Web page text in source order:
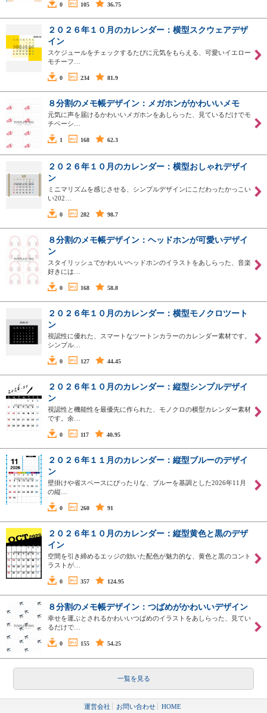
0 105 36.75
２０２６年１０月のカレンダー：横型スクウェアデザ
イン
スケジュールをチェックするたびに元気をもらえる、可愛いイエロー
モチーフ…
0 234 81.9
８分割のメモ帳デザイン：メガホンがかわいいメモ
元気に声を届けるかわいいメガホンをあしらった、見ているだけでモ
チベーシ…
1 168 62.3
２０２６年１０月のカレンダー：横型おしゃれデザイ
ン
ミニマリズムを感じさせる、シンプルデザインにこだわったかっこい
い202…
0 282 98.7
８分割のメモ帳デザイン：ヘッドホンが可愛いデザイ
ン
スタイリッシュでかわいいヘッドホンのイラストをあしらった、音楽
好きには…
0 168 58.8
２０２６年１０月のカレンダー：横型モノクロツート
ン
視認性に優れた、スマートなツートンカラーのカレンダー素材です。
シンプル…
0 127 44.45
２０２６年１０月のカレンダー：縦型シンプルデザイ
ン
視認性と機能性を最優先に作られた、モノクロの横型カレンダー素材
です。余…
0 117 40.95
２０２６年１１月のカレンダー：縦型ブルーのデザイ
ン
壁掛けや省スペースにぴったりな、ブルーを基調とした2026年11月
の縦…
0 260 91
２０２６年１０月のカレンダー：縦型黄色と黒のデザ
イン
空間を引き締めるエッジの効いた配色が魅力的な、黄色と黒のコント
ラストが…
0 357 124.95
８分割のメモ帳デザイン：つばめがかわいいデザイン
幸せを運ぶとされるかわいいつばめのイラストをあしらった、見てい
るだけで…
0 155 54.25
一覧を見る
運営会社 お問い合わせ HOME